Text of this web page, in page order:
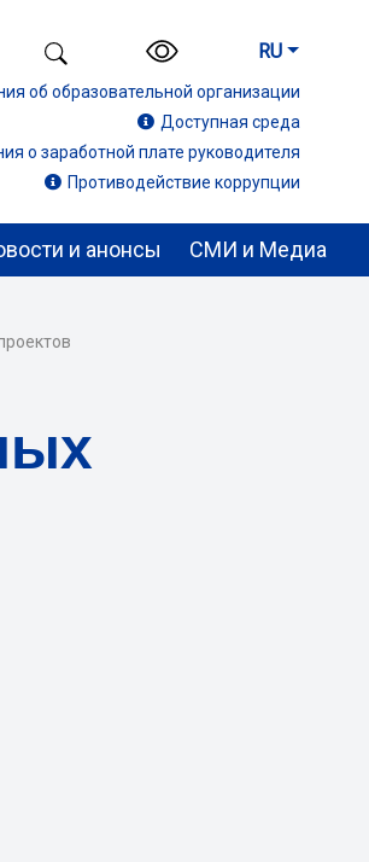
RU
об образовательной организации
Доступная среда
о заработной плате руководителя
Противодействие коррупции
и анонсы СМИ и Медиа